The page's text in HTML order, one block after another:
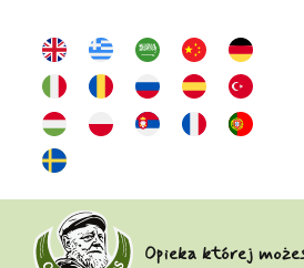
Opieka której